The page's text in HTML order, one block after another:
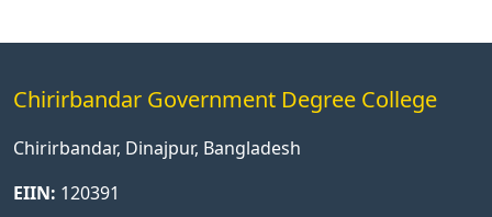
Chirirbandar Government Degree College
Chirirbandar, Dinajpur, Bangladesh
EIIN: 120391